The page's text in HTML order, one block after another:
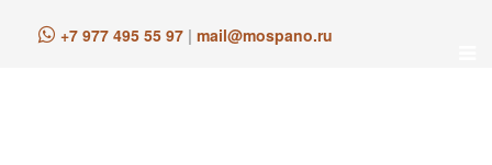
+7 977 495 55 97 | mail@mospano.ru